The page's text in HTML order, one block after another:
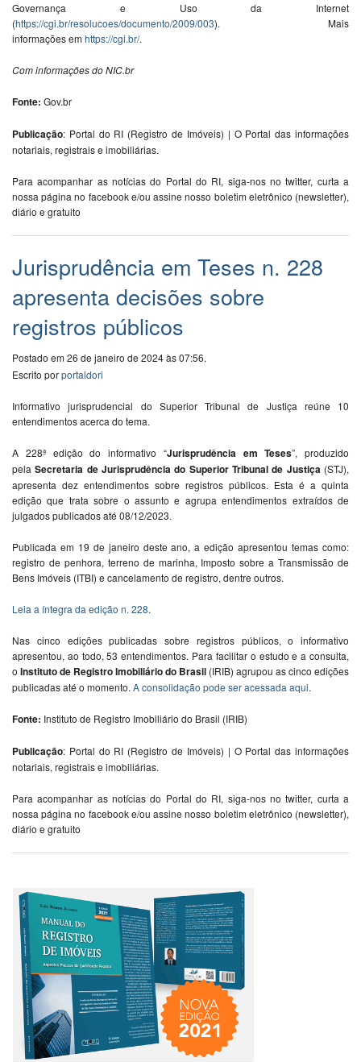
Governança e Usoda Internet
(https://cgi.br/resolucoes/documento/2009/003). Mais
informaçõesemhttps://cgi.br/.
Com informações do NIC.br
Fonte: Gov.br
Publicação: Portal do RI (Registro de Imóveis) | O Portal das informações
notariais, registrais e imobiliárias.
Para acompanhar as notícias do Portal do RI, siga-nos no twitter, curta a
nossa página no facebook e/ou assine nosso boletim eletrônico (newsletter),
diário e gratuito
Jurisprudência em Teses n. 228
apresenta decisões sobre
registros públicos
Postado em 26 de janeiro de 2024 às 07:56.
Escrito porportaldori
Informativo jurisprudencial do Superior Tribunal de Justiça reúne 10
entendimentos acerca do tema.
A 228ª edição do informativo “Jurisprudência em Teses”, produzido
pelaSecretaria de Jurisprudência do Superior Tribunal de Justiça (STJ),
apresenta dez entendimentos sobre registros públicos. Esta é a quinta
edição que trata sobre o assunto e agrupa entendimentos extraídos de
julgados publicados até 08/12/2023.
Publicada em 19 de janeiro deste ano, a edição apresentou temas como:
registro de penhora, terreno de marinha, Imposto sobre a Transmissão de
Bens Imóveis (ITBI) e cancelamento de registro, dentre outros.
Leia a íntegra da edição n. 228.
Nas cinco edições publicadas sobre registros públicos, o informativo
apresentou, ao todo, 53 entendimentos. Para facilitar o estudo e a consulta,
o Instituto de Registro Imobiliário do Brasil (IRIB) agrupou as cinco edições
publicadas até o momento. A consolidação pode ser acessada aqui.
Fonte: Instituto de Registro Imobiliário do Brasil (IRIB)
Publicação: Portal do RI (Registro de Imóveis) | O Portal das informações
notariais, registrais e imobiliárias.
Para acompanhar as notícias do Portal do RI, siga-nos no twitter, curta a
nossa página no facebook e/ou assine nosso boletim eletrônico (newsletter),
diário e gratuito